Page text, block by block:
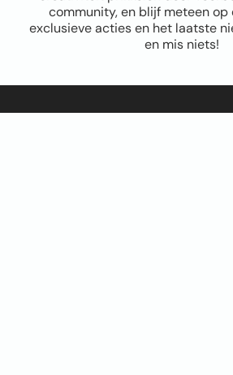
community, en blijf meteen op
exclusieve acties en het laatste
en mis niets!